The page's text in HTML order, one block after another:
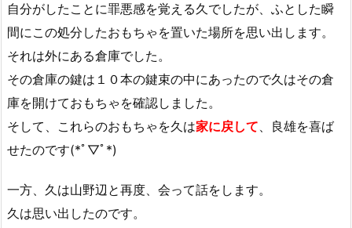
自分がしたことに罪悪感を覚える久でしたが、ふとした瞬
間にこの処分したおもちゃを置いた場所を思い出します。
それは外にある倉庫でした。
その倉庫の鍵は１０本の鍵束の中にあったので久はその倉
庫を開けておもちゃを確認しました。
そして、これらのおもちゃを久は家に戻して、良雄を喜ば
せたのです(*ﾟ▽ﾟ*)
一方、久は山野辺と再度、会って話をします。
久は思い出したのです。